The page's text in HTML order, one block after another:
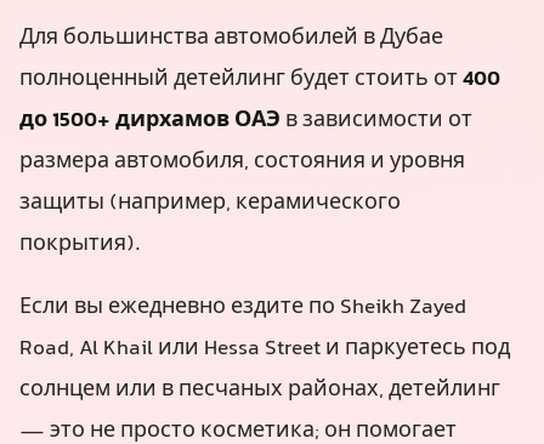
Для большинства автомобилей в Дубае
полноценный детейлинг будет стоить от400
до 1500+ дирхамов ОАЭ в зависимости от
размера автомобиля, состояния и уровня
защиты (например, керамического
покрытия).
Если вы ежедневно ездите по Sheikh Zayed
Road, Al Khail или Hessa Street и паркуетесь под
солнцем или в песчаных районах, детейлинг
— это не просто косметика; он помогает